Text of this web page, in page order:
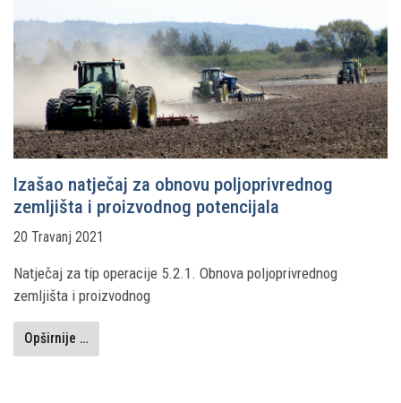
Izašao natječaj za obnovu poljoprivrednog
zemljišta i proizvodnog potencijala
20 Travanj 2021
Natječaj za tip operacije 5.2.1. Obnova poljoprivrednog
zemljišta i proizvodnog
Opširnije …